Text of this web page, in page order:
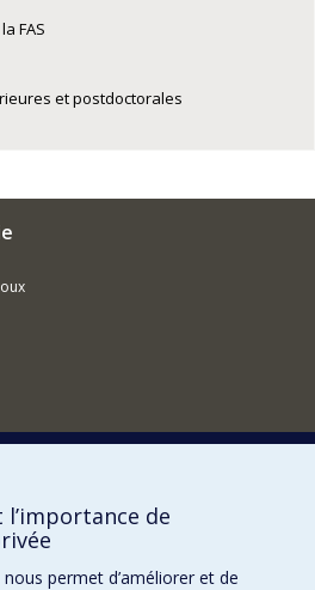
FAS
et postdoctorales
l’importance de
permet d’améliorer et de